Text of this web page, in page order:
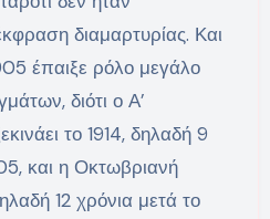
διαμαρτυρίας. Και
έπαιξε ρόλο μεγάλο
διότι ο Α’
το 1914, δηλαδή 9
και η Οκτωβριανή
12 χρόνια μετά το